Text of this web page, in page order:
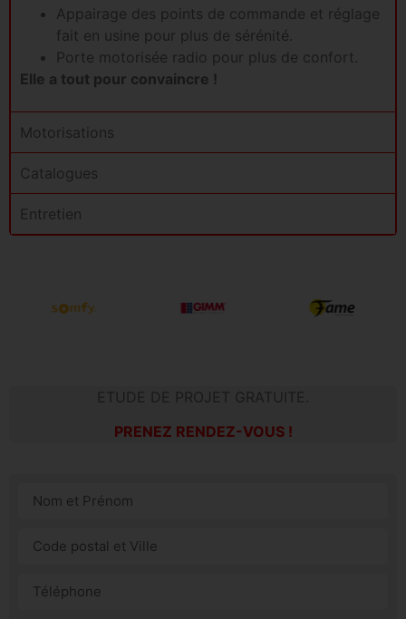
Appairage des points de commande et réglage
fait en usine pour plus de sérénité.
Porte motorisée radio pour plus de confort.
Elle a tout pour convaincre !
Motorisations
Catalogues
Entretien
ETUDE DE PROJET GRATUITE.
PRENEZ RENDEZ-VOUS !